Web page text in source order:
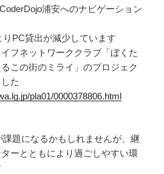
浦安へのナビゲーション
PC貸出が減少しています
フネットワーククラブ「ぼくた
この街のミライ」のプロジェク
た
pla01/0000378806.html
題になるかもしれませんが、継
ーとともにより過ごしやすい環